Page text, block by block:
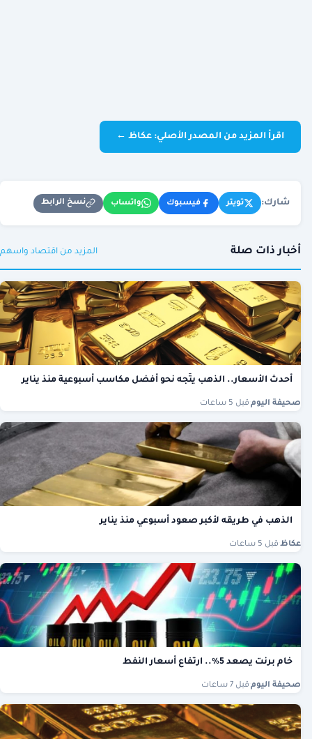
اقرأ المزيد من المصدر الأصلي: عكاظ ←
شارك: تويتر فيسبوك واتساب نسخ الرابط
أخبار ذات صلة المزيد من اقتصاد واسهم
أحدث الأسعار.. الذهب يتّجه نحو أفضل مكاسب أسبوعية منذ يناير
صحيفة اليوم قبل 5 ساعات
الذهب في طريقه لأكبر صعود أسبوعي منذ يناير
عكاظ قبل 5 ساعات
خام برنت يصعد 5%.. ارتفاع أسعار النفط
صحيفة اليوم قبل 7 ساعات